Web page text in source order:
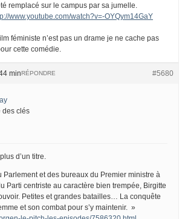
remplacé sur le campus par sa jumelle.
www.youtube.com/watch?v=-OYQym14GaY
féministe n’est pas un drame je ne cache pas
cette comédie.
min #5680
RÉPONDRE
des clés
d’un titre.
Parlement et des bureaux du Premier ministre à
Parti centriste au caractère bien trempée, Birgitte
Petites et grandes batailles… La conquête
et son combat pour s’y maintenir. »